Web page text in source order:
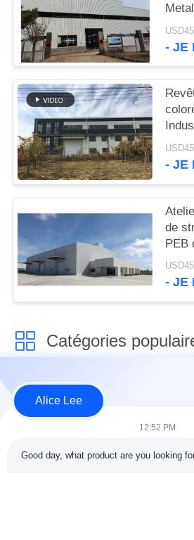
PLAN
DU
SITE
POLITIQUE
DE
CONFIDENTIALITÉ
- JE
- JE
de
PEB
l'OIN
- JE
Catégories
construction de
structure métallique
en acier
Alice Lee
12:52 PM
Good day, what product are you looking